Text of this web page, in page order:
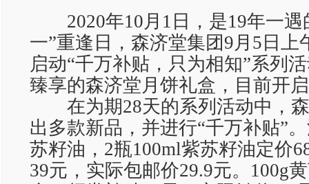
2020年10月1日，是19年一遇
一”重逢日，森济堂集团9月5日上
启动“千万补贴，只为相知”系列
臻享的森济堂月饼礼盒，目前开
在为期28天的系列活动中，森
出多款新品，并进行“千万补贴”
苏籽油，2瓶100ml紫苏籽油定价
39元，实际包邮价29.9元。100g